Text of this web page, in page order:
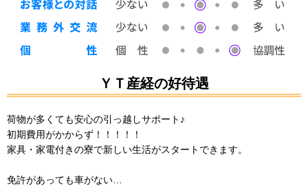
ＹＴ産経の好待遇
荷物が多くても安心の引っ越しサポート♪
初期費用がかからず！！！！！
家具・家電付きの寮で新しい生活がスタートできます。
免許があっても車がない…